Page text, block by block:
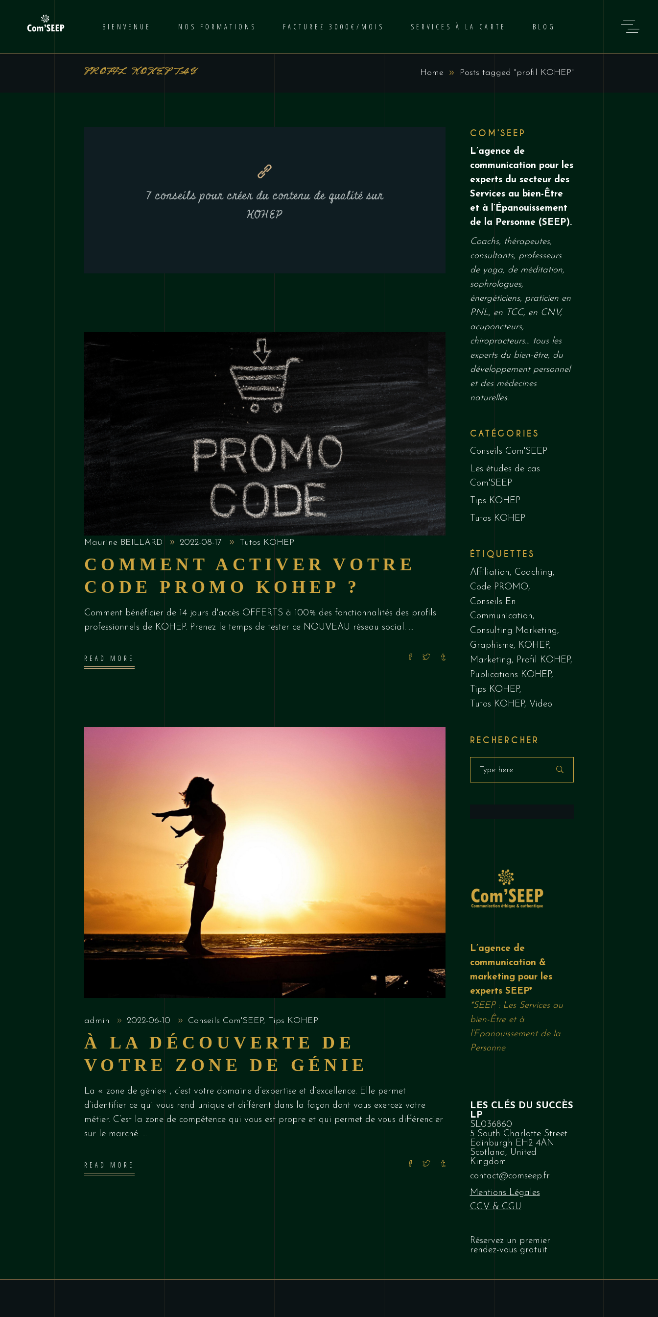
BIENVENUE NOS FORMATIONS FACTUREZ 3000€/MOIS SERVICES À LA CARTE BLOG
PROFIL KOHEP TAG Home Posts tagged "profil KOHEP"
7 conseils pour créer du contenu de qualité sur
KOHEP
Maurine BEILLARD 2022-08-17 Tutos KOHEP
COMMENT ACTIVER VOTRE
CODE PROMO KOHEP ?
Comment bénéficier de 14 jours d'accès OFFERTS à 100% des fonctionnalités des profils
professionnels de KOHEP. Prenez le temps de tester ce NOUVEAU réseau social.
READ MORE
admin 2022-06-10 Conseils Com'SEEP, Tips KOHEP
À LA DÉCOUVERTE DE
VOTRE ZONE DE GÉNIE
La « zone de génie« , c’est votre domaine d’expertise et d’excellence. Elle permet
d’identifier ce qui vous rend unique et différent dans la façon dont vous exercez votre
métier. C’est la zone de compétence qui vous est propre et qui permet de vous différencier
sur le marché.
READ MORE
COM’SEEP
L’agence de
communication pour les
experts du secteur des
Services au bien-Être
et à l’Épanouissement
de la Personne (SEEP).
Coachs, thérapeutes,
consultants, professeurs
de yoga, de méditation,
sophrologues,
énergéticiens, praticien en
PNL, en TCC, en CNV,
acuponcteurs,
chiropracteurs… tousles
experts du bien-être, du
développement personnel
et des médecines
naturelles.
CATÉGORIES
Conseils Com'SEEP
Les études de cas
Com'SEEP
Tips KOHEP
Tutos KOHEP
ÉTIQUETTES
Affiliation
Coaching
Code PROMO
Conseils En
Communication
Consulting Marketing
Graphisme
KOHEP
Marketing
Profil KOHEP
Publications KOHEP
Tips KOHEP
Tutos KOHEP
Video
RECHERCHER
L’agence de
communication &
marketing pour les
experts SEEP*
*SEEP : Les Services au
bien-Être et à
l’Epanouissement de la
Personne
LES CLÉS DU SUCCÈS
LP
SL036860
5 South Charlotte Street
Edinburgh EH2 4AN
Scotland, United
Kingdom
contact@comseep.fr
Mentions Légales
CGV & CGU
Réservez un premier
rendez-vous gratuit